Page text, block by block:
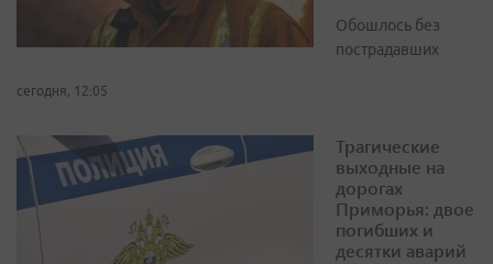
Обошлось без
пострадавших
сегодня, 12:05
Трагические
выходные на
дорогах
Приморья: двое
погибших и
десятки аварий